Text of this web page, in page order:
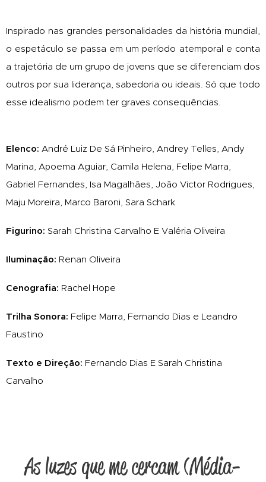
Inspirado nas grandes personalidades da história mundial,
o espetáculo se passa em um período atemporal e conta
a trajetória de um grupo de jovens que se diferenciam dos
outros por sua liderança, sabedoria ou ideais. Só que todo
esse idealismo podem ter graves consequências.
Elenco: André Luiz De Sá Pinheiro, Andrey Telles, Andy
Marina, Apoema Aguiar, Camila Helena, Felipe Marra,
Gabriel Fernandes, Isa Magalhães, João Victor Rodrigues,
Maju Moreira, Marco Baroni, Sara Schark
Figurino: Sarah Christina Carvalho E Valéria Oliveira
Iluminação: Renan Oliveira
Cenografia: Rachel Hope
Trilha Sonora: Felipe Marra, Fernando Dias e Leandro
Faustino
Texto e Direção: Fernando Dias E Sarah Christina
Carvalho
As luzes que me cercam (Média-